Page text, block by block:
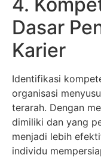
Dasar
Karier
Identifikasi
organisasi
terarah. Dengan
dimiliki dan yang
menjadi lebih
individu